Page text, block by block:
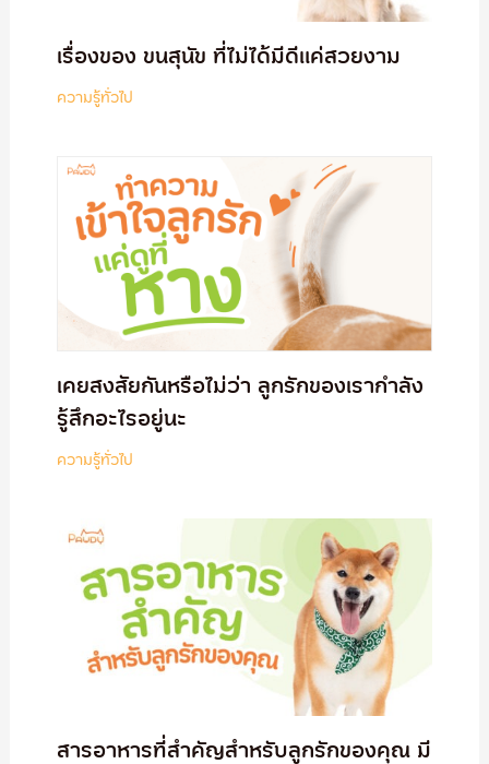
เรื่องของ ขนสุนัข ที่ไม่ได้มีดีแค่สวยงาม
ความรู้ทั่วไป
เคยสงสัยกันหรือไม่ว่า ลูกรักของเรากำลัง
รู้สึกอะไรอยู่นะ
ความรู้ทั่วไป
สารอาหารที่สำคัญสำหรับลูกรักของคุณ มี